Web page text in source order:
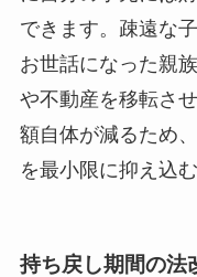
できます。疎遠な
お世話になった親
や不動産を移転さ
額自体が減るため
を最小限に抑え込
持ち戻し期間の法